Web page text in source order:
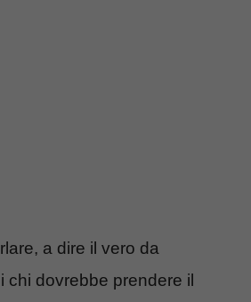
a dire il vero da
chi dovrebbe prendere il